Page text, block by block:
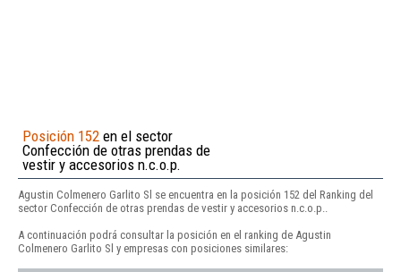
Posición 152 en el sector
Confección de otras prendas de
vestir y accesorios n.c.o.p.
Agustin Colmenero Garlito Sl se encuentra en la posición 152 del Ranking del
sector Confección de otras prendas de vestir y accesorios n.c.o.p..
A continuación podrá consultar la posición en el ranking de Agustin
Colmenero Garlito Sl y empresas con posiciones similares: